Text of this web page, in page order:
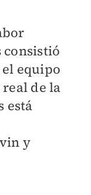
equipo
de la
está
y